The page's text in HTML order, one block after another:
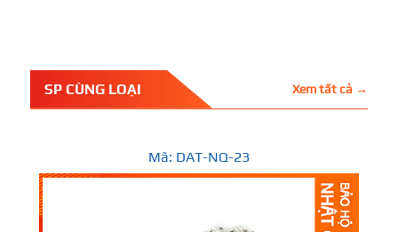
SP CÙNG LOẠI Xem tất cả →
Mã: DAT-NQ-23